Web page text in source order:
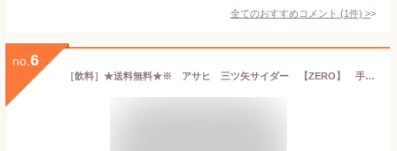
全てのおすすめコメント (1件) >
no. 6
［飲料］★送料無料★※ アサヒ 三ツ矢サイダー 【ZERO】 手売り用 500mlPET 1ケース24本入り （24本セット）（カロリーゼロ）